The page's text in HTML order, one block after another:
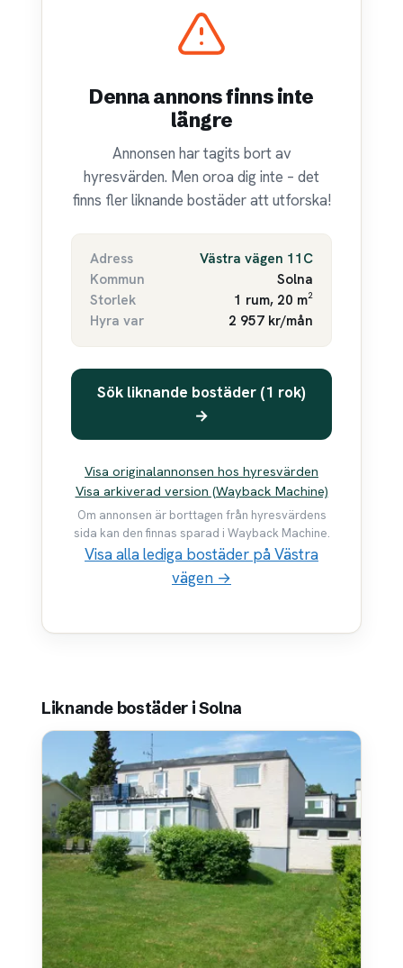
Denna annons finns inte
längre
Annonsen har tagits bort av
hyresvärden. Men oroa dig inte – det
finns fler liknande bostäder att utforska!
Adress
Västra vägen 11C
Kommun
Solna
Storlek
1 rum, 20 m²
Hyra var
2 957 kr/mån
Sök liknande bostäder (1 rok)
→
Visa originalannonsen hos hyresvärden
Visa arkiverad version (Wayback Machine)
Om annonsen är borttagen från hyresvärdens
sida kan den finnas sparad i Wayback Machine.
Visa alla lediga bostäder på Västra
vägen →
Liknande bostäder i Solna